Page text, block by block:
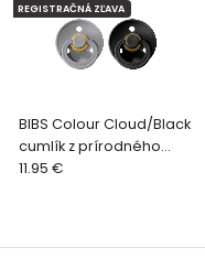
BIBS Colour Cloud/Black
cumlík z prírodného
kaučuku 2ks, veľkosť 3
REGISTRAČNÁ ZĽAVA
11.95 €